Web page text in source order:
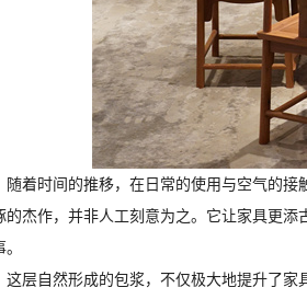
随着时间的推移，在日常的使用与空气的
的杰作，并非人工刻意为之。它让家具更
这层自然形成的包浆，不仅极大地提升了